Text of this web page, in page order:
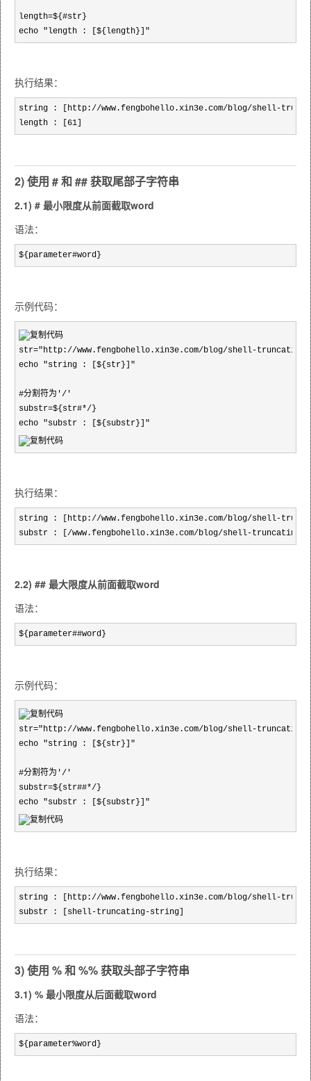
length=${#str}
echo "length : [${length}]"
执行结果：
string : [http://www.fengbohello.xin3e.com/blog/shell-
length : [61]
2) 使用 # 和 ## 获取尾部子字符串
2.1) # 最小限度从前面截取word
语法：
${parameter#word}
示例代码：
str="http://www.fengbohello.xin3e.com/blog/shell-
echo "string : [${str}]"
#分割符为'/'
substr=${str#*/}
echo "substr : [${substr}]"
执行结果：
string : [http://www.fengbohello.xin3e.com/blog/shell-
substr : [/www.fengbohello.xin3e.com/blog/shell-
2.2) ## 最大限度从前面截取word
语法：
${parameter##word}
示例代码：
str="http://www.fengbohello.xin3e.com/blog/shell-
echo "string : [${str}]"
#分割符为'/'
substr=${str##*/}
echo "substr : [${substr}]"
执行结果：
string : [http://www.fengbohello.xin3e.com/blog/shell-
substr : [shell-truncating-string]
3) 使用 % 和 %% 获取头部子字符串
3.1) % 最小限度从后面截取word
语法：
${parameter%word}